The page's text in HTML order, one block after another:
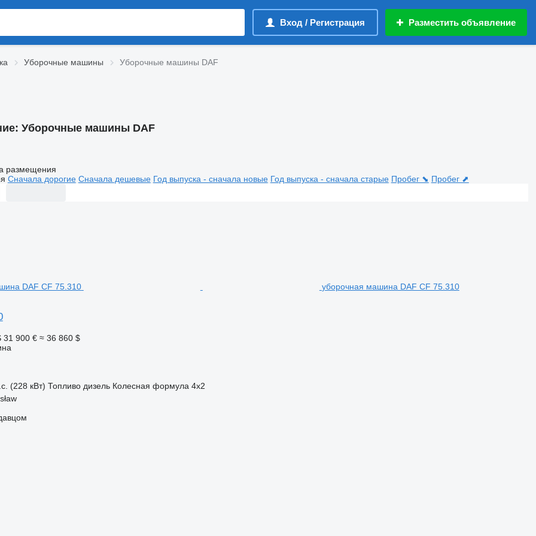
Вход / Регистрация Разместить объявление
Уборочные машины Уборочные машины DAF
Уборочные машины DAF
размещения
Сначала дорогие Сначала дешевые Год выпуска - сначала новые Год выпуска - сначала старые Пробег ⬊ Пробег ⬈
уборочная машина DAF CF 75.310
31 900 € ≈ 36 860 $
(228 кВт) Топливо дизель Колесная формула 4x2